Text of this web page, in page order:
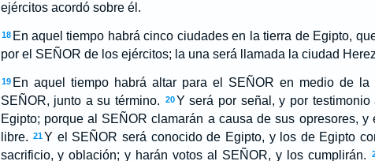
ejércitos acordó sobre él.
18 En aquel tiempo habrá cinco ciudades en la tierra de Egipto,
por el SEÑOR de los ejércitos; la una será llamada la ciudad
19 En aquel tiempo habrá altar para el SEÑOR en medio de la
SEÑOR, junto a su término.
20Y será por señal, y por
Egipto; porque al SEÑOR clamarán a causa de sus opresores,
libre. 21Y el SEÑOR será conocido de Egipto, y los de Egipto
sacrificio, y oblación; y harán votos al SEÑOR, y los cumplirán.